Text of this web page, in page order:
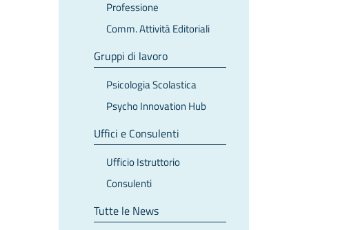
Professione
Comm. Attività Editoriali
Gruppi di lavoro
Psicologia Scolastica
Psycho Innovation Hub
Uffici e Consulenti
Ufficio Istruttorio
Consulenti
Tutte le News